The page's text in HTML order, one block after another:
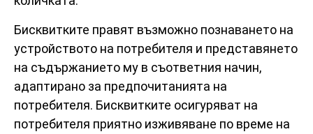
Бисквитките правят възможно познаването на
устройството на потребителя и представянето
на съдържанието му в съответния начин,
адаптирано за предпочитанията на
потребителя. Бисквитките осигуряват на
потребителя приятно изживяване по време на